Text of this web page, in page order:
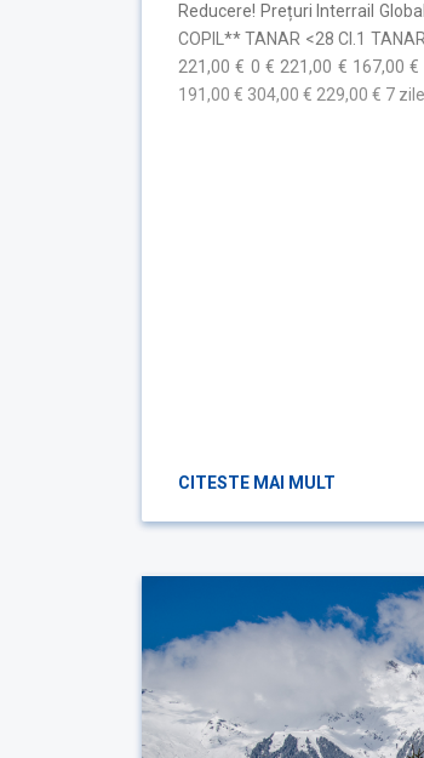
Reducere! Prețuri Interrail
COPIL** TANAR <28 Cl.1
221,00 € 0 € 221,00 € 167,00
191,00 € 304,00 € 229,00 € 7
CITESTE MAI MULT